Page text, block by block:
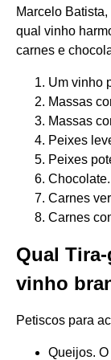
Marcelo
qual vinho
carnes e
Um vinho
Massas
Massas
Peixes
Peixes
Chocolate.
Carnes
Carnes
Qual
vinho
Petiscos para
Queijos.